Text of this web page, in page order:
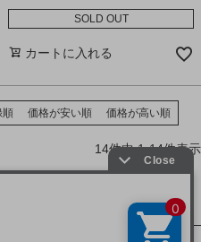
SOLD OUT
カートに入れる
順 価格が安い順 価格が高い順
14件中 1-14件表示